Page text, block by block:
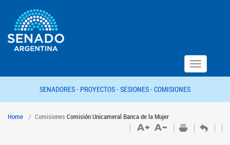
Toggle
navigation
SENADORES - PROYECTOS -SESIONES -COMISIONES
Home Comisiones Comisión Unicameral Banca de la Mujer